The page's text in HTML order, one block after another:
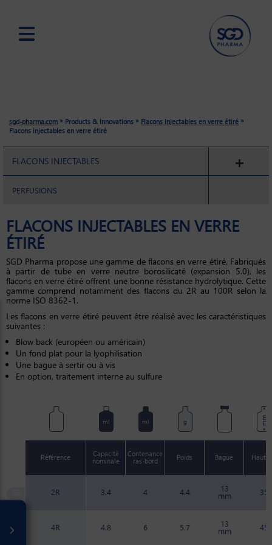
sgd-pharma.com » Products & Innovations » Flacons injectables en verre étiré »
Flacons injectables en verre étiré
FLACONS INJECTABLES
PERFUSIONS
FLACONS INJECTABLES EN VERRE
ÉTIRÉ
SGD Pharma propose une gamme de flacons en verre étiré. Fabriqués
à partir de tube en verre neutre borosilicaté (expansion 5.0), les
flacons en verre étiré offrent une bonne résistance hydrolytique. Cette
gamme comprend notamment des flacons du 2R au 100R selon la
norme ISO 8362-1.
Les flacons en verre étiré peuvent être réalisé avec les caractéristiques
suivantes :
Blow back (européen ou américain)
Un fond plat pour la lyophilisation
Une bague à sertir ou à vis
En option, traitement interne au sulfure
ml ml g mm
Référence
Capacité
nominale
Contenance
ras-bord
Poids Bague
2R 3.4 4 4.4 13
mm 35
4R 4.8 6 5.7 13
mm 45